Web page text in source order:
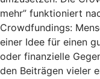
mehr” funktioniert
Crowdfundings:
einer Idee für einen
oder finanzielle
den Beiträgen vieler